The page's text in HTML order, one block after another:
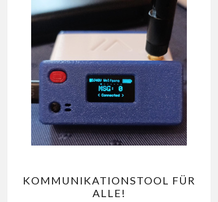
FÜR
ALLE!
KOMMUNIKATIONSTOOL FÜR
ALLE!